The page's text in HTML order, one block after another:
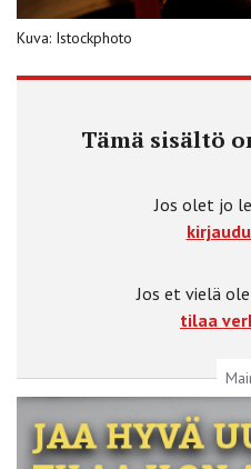
Kuva: Istockphoto
Tämä sisältö
Jos olet jo
Jos et vielä
tilaa